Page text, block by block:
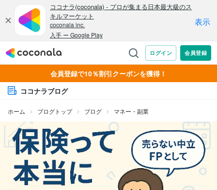
会員登録で10％割引クーポンを獲得！
ココナラブログ
ホーム ブログトップ ブログ マネー・副業